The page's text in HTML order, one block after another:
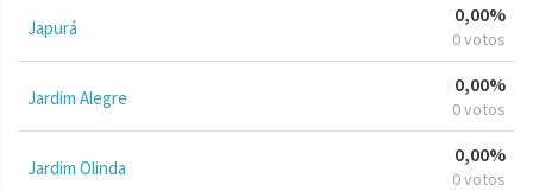
Japurá
0,00%
0 votos
Jardim Alegre
0,00%
0 votos
Jardim Olinda
0,00%
0 votos